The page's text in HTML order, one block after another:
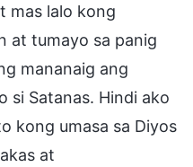
mas lalo kong
at tumayo sa panig
mananaig ang
si Satanas. Hindi ako
kong umasa sa Diyos
at